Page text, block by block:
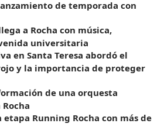
de temporada con
a Rocha con música,
universitaria
en Santa Teresa abordó el
y la importancia de proteger
de una orquesta
etapa Running Rocha con más de